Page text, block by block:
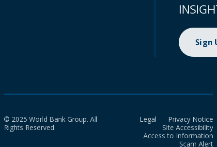
Sign
© 2025 World Bank Group. All
Rights Reserved.
Legal
Privacy Notice
Site Accessibility
Access to Information
Scam Alert